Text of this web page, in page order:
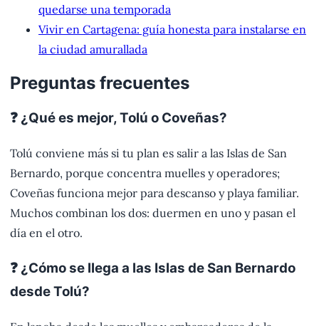
quedarse una temporada
Vivir en Cartagena: guía honesta para instalarse en
la ciudad amurallada
Preguntas frecuentes
❓ ¿Qué es mejor, Tolú o Coveñas?
Tolú conviene más si tu plan es salir a las Islas de San
Bernardo, porque concentra muelles y operadores;
Coveñas funciona mejor para descanso y playa familiar.
Muchos combinan los dos: duermen en uno y pasan el
día en el otro.
❓ ¿Cómo se llega a las Islas de San Bernardo
desde Tolú?